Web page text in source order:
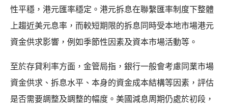
性平穩，港元匯率穩定。港元拆息在聯繫匯率制度下整體
上趨近美元息率，而較短期限的拆息同時受本地市場港元
資金供求影響，例如季節性因素及資本市場活動等。
至於存貸利率方面，金管局指，銀行一般會考慮同業市場
資金供求、拆息水平、本身的資金成本結構等因素，評估
是否需要調整及調整的幅度。美國減息周期仍處於初段，